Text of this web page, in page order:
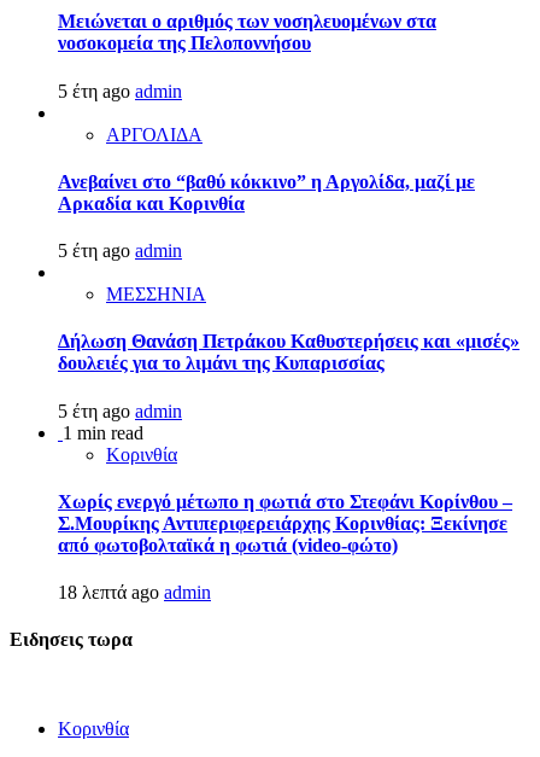
Μειώνεται ο αριθμός των νοσηλευομένων στα
νοσοκομεία της Πελοποννήσου
5 έτη ago admin
ΑΡΓΟΛΙΔΑ
Ανεβαίνει στο “βαθύ κόκκινο” η Αργολίδα, μαζί με
Αρκαδία και Κορινθία
5 έτη ago admin
ΜΕΣΣΗΝΙΑ
Δήλωση Θανάση Πετράκου Καθυστερήσεις και «μισές»
δουλειές για το λιμάνι της Κυπαρισσίας
5 έτη ago admin
1 min read
Κορινθία
Χωρίς ενεργό μέτωπο η φωτιά στο Στεφάνι Κορίνθου –
Σ.Μουρίκης Αντιπεριφερειάρχης Κορινθίας: Ξεκίνησε
από φωτοβολταϊκά η φωτιά (video-φώτο)
18 λεπτά ago admin
Ειδησεις τωρα
Κορινθία